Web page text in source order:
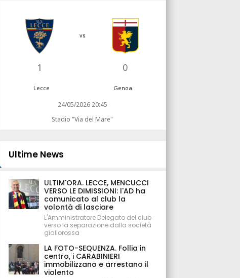
1
vs
0
Lecce Genoa
24/05/2026 20:45
Stadio "Via del Mare"
Ultime News
ULTIM'ORA. LECCE, MENCUCCI
VERSO LE DIMISSIONI: l'AD ha
comunicato al club la
volontà di lasciare
L'Amministratore Delegato del club
verso la separazione dalla società
giallorossa
LA FOTO-SEQUENZA. Follia in
centro, i CARABINIERI
immobilizzano e arrestano il
violento